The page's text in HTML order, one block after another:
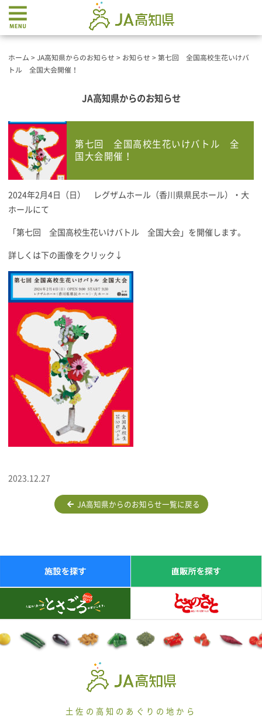
ホーム > JA高知県からのお知らせ > お知らせ > 第七回 全国高校生花いけバ
トル 全国大会開催！
JA高知県からのお知らせ
第七回 全国高校生花いけバトル 全
国大会開催！
2024年2月4日（日） レグザムホール（香川県県民ホール）・大
ホールにて
「第七回 全国高校生花いけバトル 全国大会」を開催します。
詳しくは下の画像をクリック↓
2023.12.27
JA高知県からのお知らせ一覧に戻る
土佐の高知のあぐりの地から